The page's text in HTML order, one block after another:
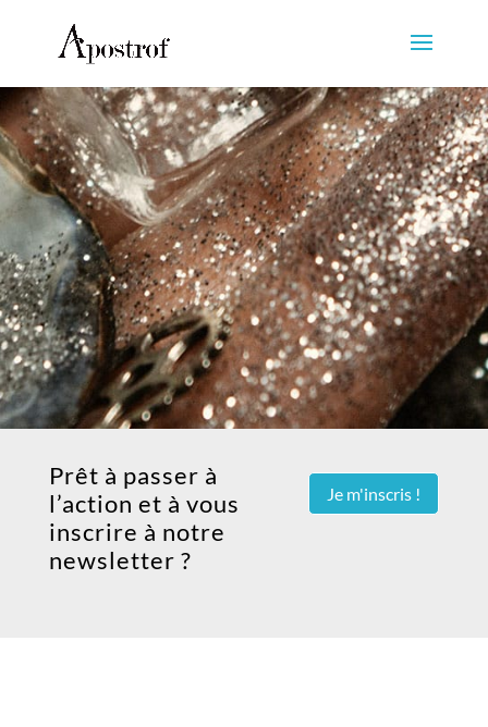
Prêt à passer à
l’action et à vous
inscrire à notre
newsletter ?
Je m'inscris !